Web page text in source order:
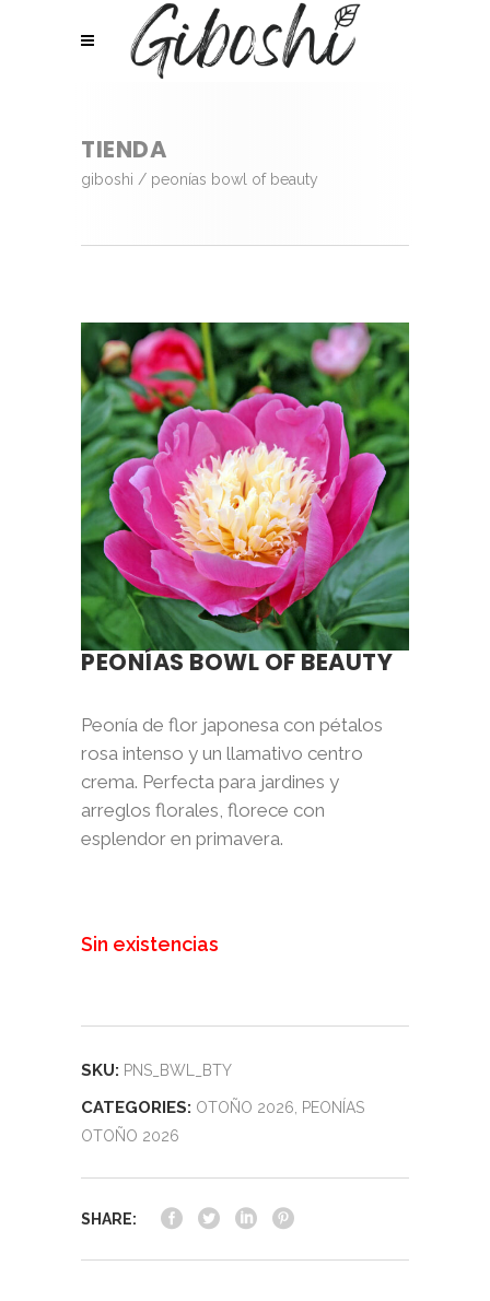
TIENDA
giboshi / peonías bowl of beauty
PEONÍAS BOWL OF BEAUTY
Peonía de flor japonesa con pétalos
rosa intenso y un llamativo centro
crema. Perfecta para jardines y
arreglos florales, florece con
esplendor en primavera.
Sin existencias
SKU: PNS_BWL_BTY
CATEGORIES: OTOÑO 2026
PEONÍAS
OTOÑO 2026
SHARE: